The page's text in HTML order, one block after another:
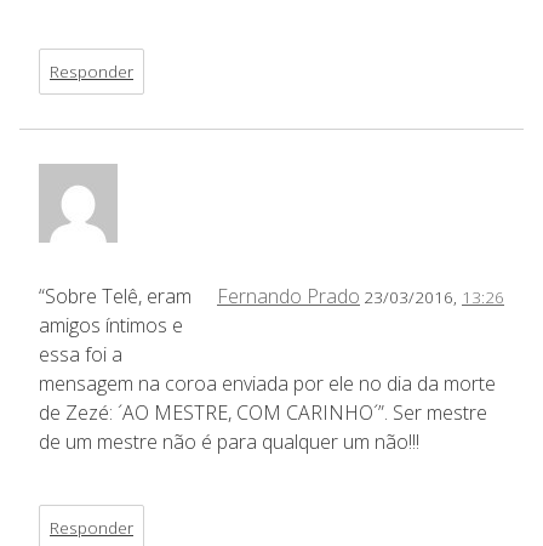
Responder
Fernando Prado 23/03/2016, 13:26
“Sobre Telê, eram
amigos íntimos e
essa foi a
mensagem na coroa enviada por ele no dia da morte
de Zezé: ´AO MESTRE, COM CARINHO´”. Ser mestre
de um mestre não é para qualquer um não!!!
Responder